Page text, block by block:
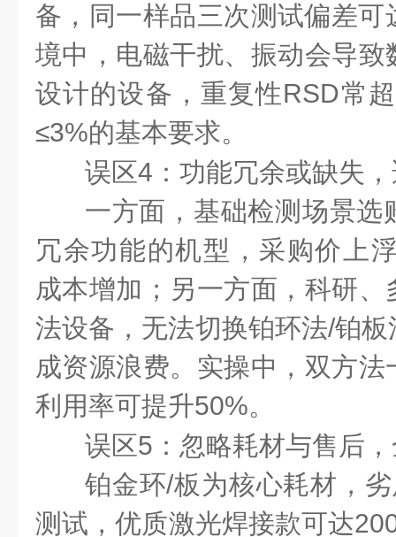
备，同一样品三次测试偏差可
境中，电磁干扰、振动会导
设计的设备，重复性RSD常
≤3%的基本要求。
误区4：功能冗余或缺失
一方面，基础检测场景选
冗余功能的机型，采购价上
成本增加；另一方面，科研
法设备，无法切换铂环法/铂
成资源浪费。实操中，双方
利用率可提升50%。
误区5：忽略耗材与售后
铂金环/板为核心耗材，
测试，优质激光焊接款可达